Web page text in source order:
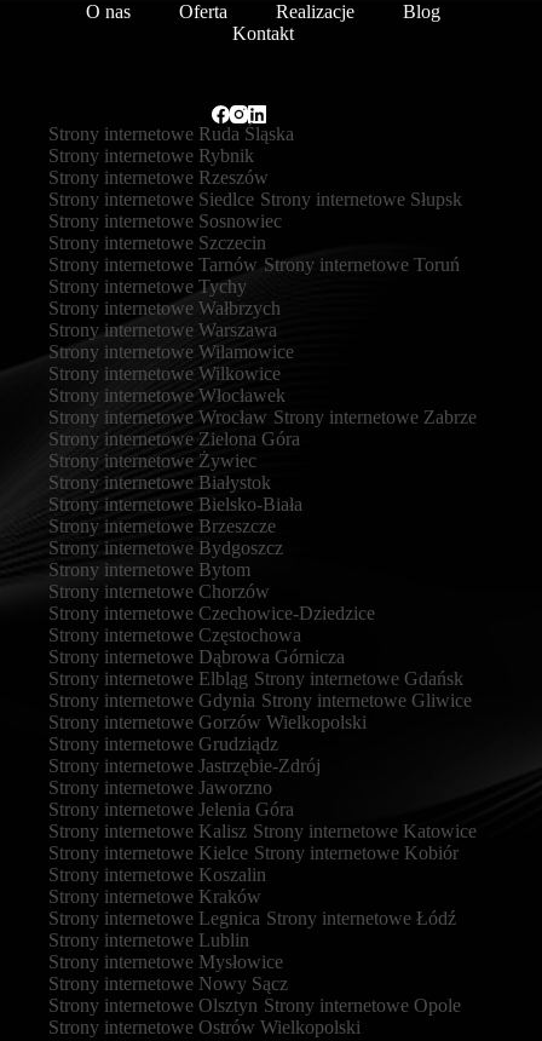
O nas Oferta Realizacje
Blog
Kontakt
Strony internetowe Ruda Śląska
Strony internetowe Rybnik
Strony internetowe Rzeszów
Strony internetowe Siedlce Strony internetowe Słupsk
Strony internetowe Sosnowiec
Strony internetowe Szczecin
Strony internetowe Tarnów Strony internetowe Toruń
Strony internetowe Tychy
Strony internetowe Wałbrzych
Strony internetowe Warszawa
Strony internetowe Wilamowice
Strony internetowe Wilkowice
Strony internetowe Włocławek
Strony internetowe Wrocław Strony internetowe Zabrze
Strony internetowe Zielona Góra
Strony internetowe Żywiec
Strony internetowe Białystok
Strony internetowe Bielsko-Biała
Strony internetowe Brzeszcze
Strony internetowe Bydgoszcz
Strony internetowe Bytom
Strony internetowe Chorzów
Strony internetowe Czechowice-Dziedzice
Strony internetowe Częstochowa
Strony internetowe Dąbrowa Górnicza
Strony internetowe Elbląg Strony internetowe Gdańsk
Strony internetowe Gdynia Strony internetowe Gliwice
Strony internetowe Gorzów Wielkopolski
Strony internetowe Grudziądz
Strony internetowe Jastrzębie-Zdrój
Strony internetowe Jaworzno
Strony internetowe Jelenia Góra
Strony internetowe Kalisz Strony internetowe Katowice
Strony internetowe Kielce Strony internetowe Kobiór
Strony internetowe Koszalin
Strony internetowe Kraków
Strony internetowe Legnica Strony internetowe Łódź
Strony internetowe Lublin
Strony internetowe Mysłowice
Strony internetowe Nowy Sącz
Strony internetowe Olsztyn Strony internetowe Opole
Strony internetowe Ostrów Wielkopolski